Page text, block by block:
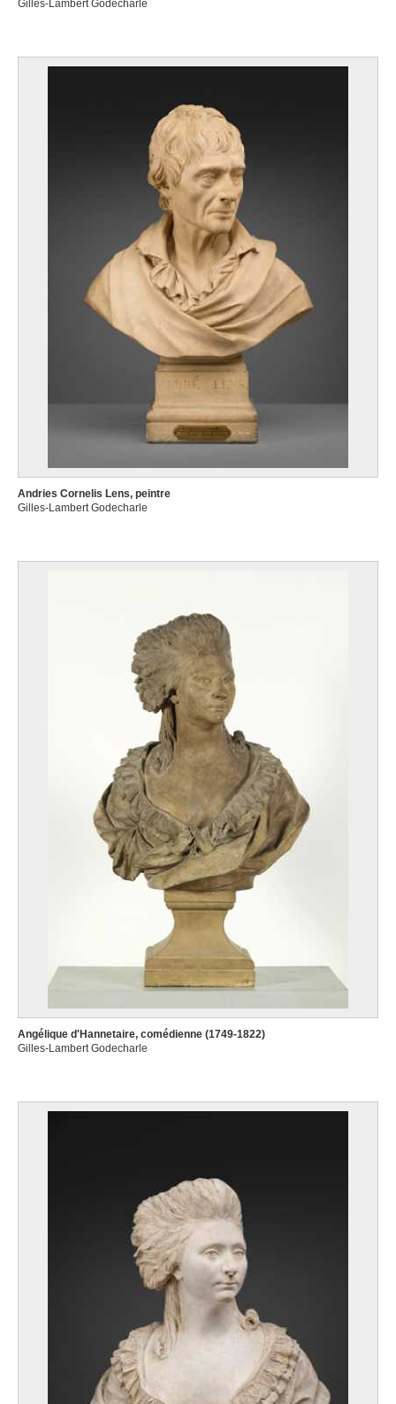
Gilles-Lambert Godecharle
Andries Cornelis Lens, peintre
Gilles-Lambert Godecharle
Angélique d'Hannetaire, comédienne (1749-1822)
Gilles-Lambert Godecharle